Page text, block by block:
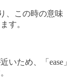
、この時の意味
す。
いため、「ease」